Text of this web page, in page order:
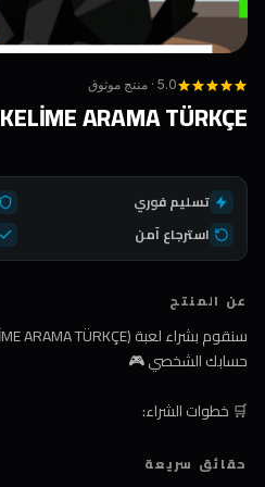
5.0 · منتج موثوق
KELİME ARAMA TÜRKÇE شراء مباشرة
تسليم فوري
استرجاع آمن
عن المنتج
حسابك الشخصي 🎮
🛒 خطوات الشراء:
1️⃣ اضغط على زر الشراء
حقائق سريعة